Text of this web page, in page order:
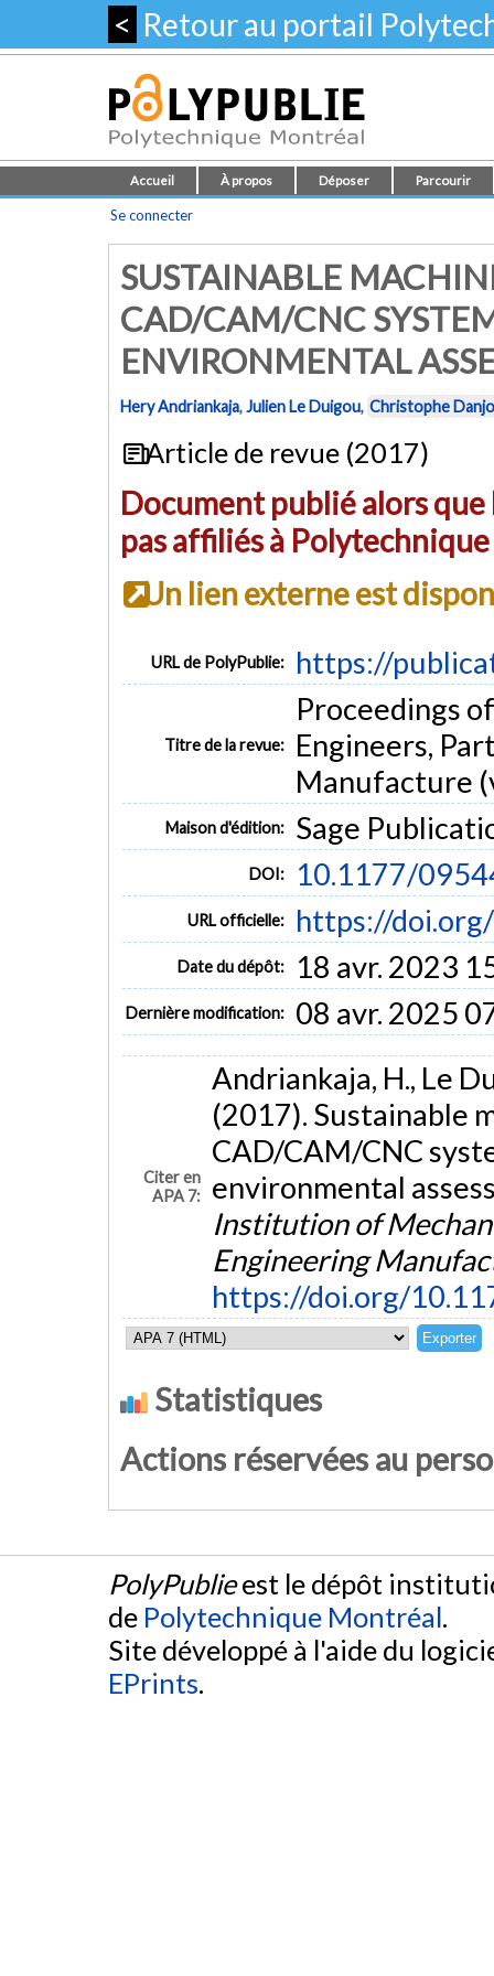
< Retour au portail
Accueil À propos Déposer Parcourir
Se connecter
SUSTAINABLE
CAD/CAM/CNC
ENVIRONMENTAL
Hery Andriankaja,Julien Le Duigou, Christophe
Article de revue (2017)
Document publié alors
pas affiliés à
Un lien externe est
URL de PolyPublie: https://
Titre de la revue:
Proceedings
Engineers,
Manufacture
Maison d'édition: Sage
DOI: 10.1177/
URL officielle: https://
Date du dépôt: 18 avr. 2023
Dernière modification: 08 avr. 2025
Citer en
APA 7:
Andriankaja, H., Le
(2017). Sustainable
CAD/CAM/CNC
environmental
Institution of
Engineering
https://doi.org/
Statistiques
Actions réservées au
PolyPublieest le dépôt
de Polytechnique Montréal.
Site développé à l'aide du
EPrints.